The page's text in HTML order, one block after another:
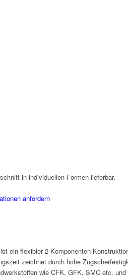
in individuellen Formen lieferbar.
anfordern
ein flexibler 2-Komponenten-
zeichnet durch hohe
wie CFK, GFK, SMC etc.